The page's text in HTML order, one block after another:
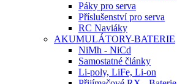
Páky pro serva
Příslušenství pro serva
RC Naviáky
AKUMULÁTORY-BATERIE
NiMh - NiCd
Samostatné články
Li-poly, LiFe, Li-on